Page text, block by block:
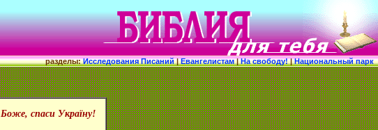
разделы:Исследования Писаний|Евангелистам|На свободу!|Национальный парк
Боже, спаси Україну!